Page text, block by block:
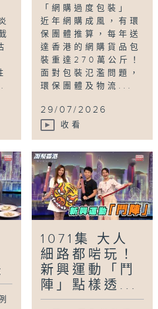
「網購過度包裝」
近年網購成風，有環
保團體推算，每年送
達香港的網購貨品包
裝重達270萬公斤！
面對包裝氾濫問題，
環保團體及物流...
29/07/2026
收看
1071集 大人
細路都啱玩！
新興運動「鬥
陣」點樣透...